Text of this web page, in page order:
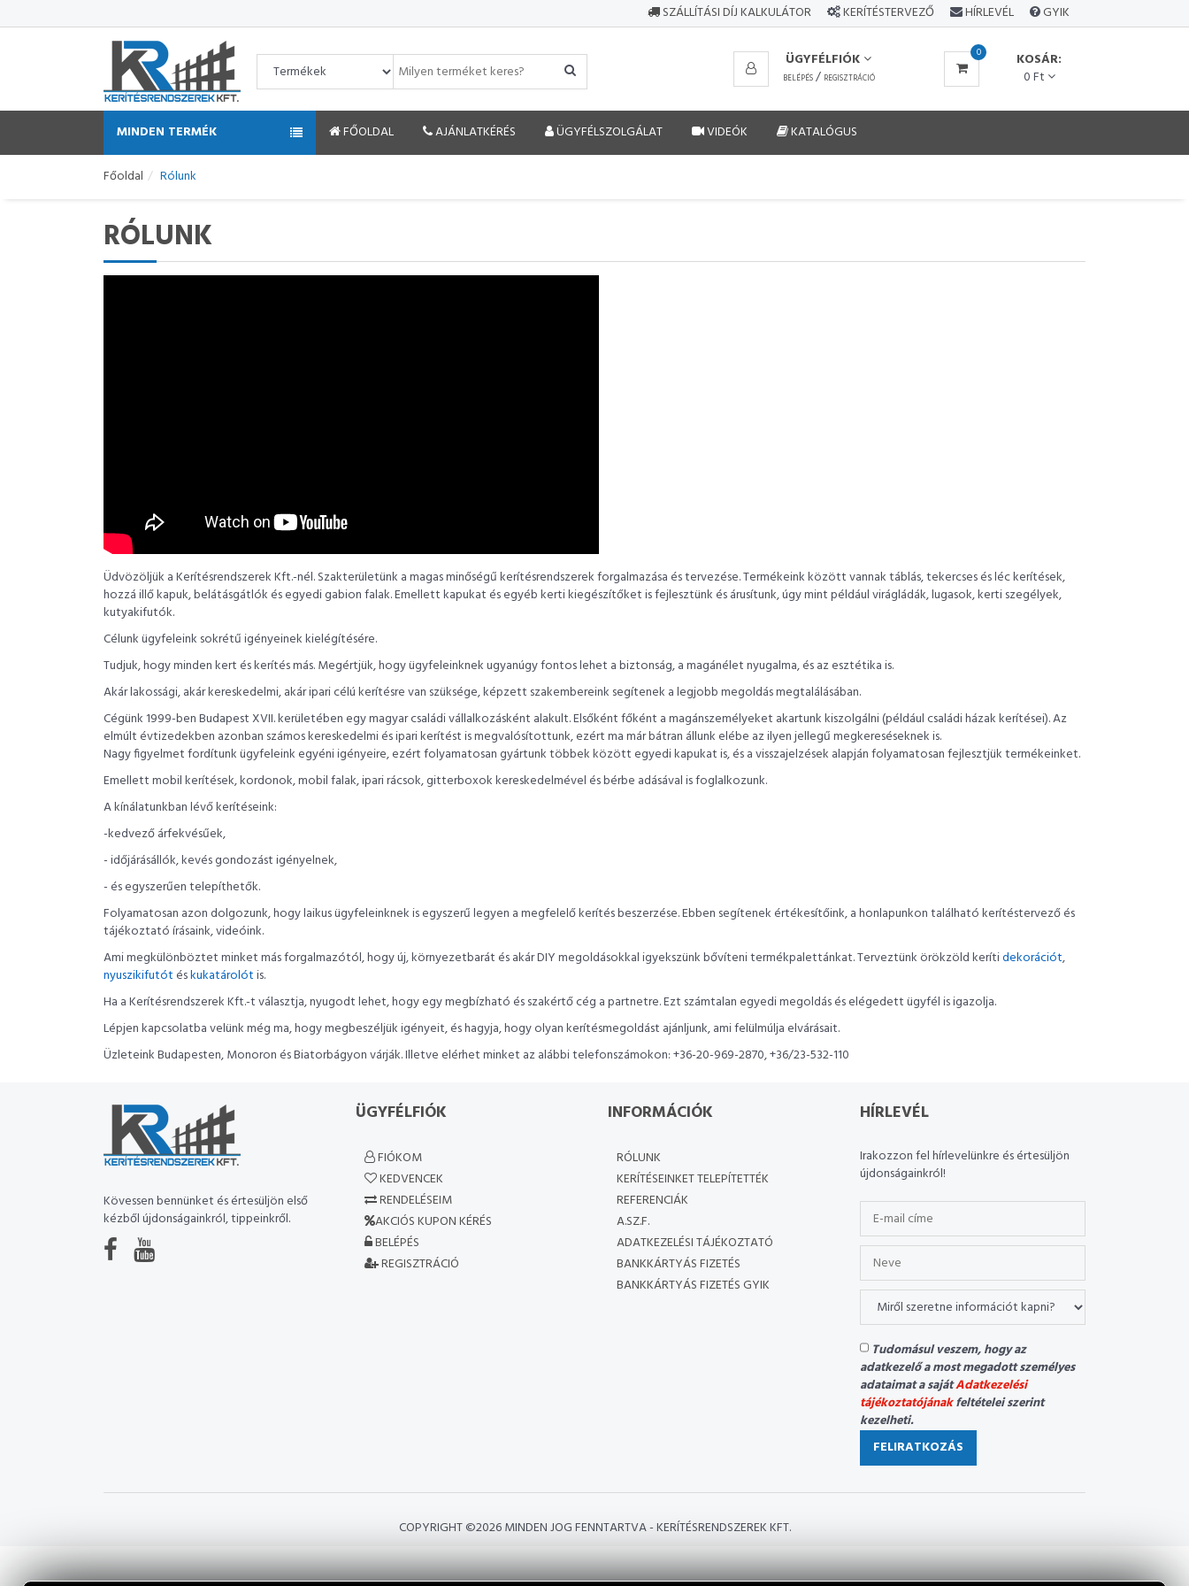
SZÁLLÍTÁSI DÍJ KALKULÁTOR KERÍTÉSTERVEZŐ HÍRLEVÉL GYIK
ÜGYFÉLFIÓK
BELÉPÉS/ REGISZTRÁCIÓ
0
KOSÁR:
0 Ft
MINDEN TERMÉK FŐOLDAL AJÁNLATKÉRÉS ÜGYFÉLSZOLGÁLAT VIDEÓK KATALÓGUS
Főoldal Rólunk
RÓLUNK
Üdvözöljük a Kerítésrendszerek Kft.-nél. Szakterületünk a magas minőségű kerítésrendszerek forgalmazása és tervezése. Termékeink között vannak táblás, tekercses és léc kerítések,
hozzá illő kapuk, belátásgátlók és egyedi gabion falak. Emellett kapukat és egyéb kerti kiegészítőket is fejlesztünk és árusítunk, úgy mint például virágládák, lugasok, kerti szegélyek,
kutyakifutók.
Célunk ügyfeleink sokrétű igényeinek kielégítésére.
Tudjuk, hogy minden kert és kerítés más. Megértjük, hogy ügyfeleinknek ugyanúgy fontos lehet a biztonság, a magánélet nyugalma, és az esztétika is.
Akár lakossági, akár kereskedelmi, akár ipari célú kerítésre van szüksége, képzett szakembereink segítenek a legjobb megoldás megtalálásában.
Cégünk 1999-ben Budapest XVII. kerületében egy magyar családi vállalkozásként alakult. Elsőként főként a magánszemélyeket akartunk kiszolgálni (például családi házak kerítései). Az
elmúlt évtizedekben azonban számos kereskedelmi és ipari kerítést is megvalósítottunk, ezért ma már bátran állunk elébe az ilyen jellegű megkereséseknek is.
Nagy figyelmet fordítunk ügyfeleink egyéni igényeire, ezért folyamatosan gyártunk többek között egyedi kapukat is, és a visszajelzések alapján folyamatosan fejlesztjük termékeinket.
Emellett mobil kerítések, kordonok, mobil falak, ipari rácsok, gitterboxok kereskedelmével és bérbe adásával is foglalkozunk.
A kínálatunkban lévő kerítéseink:
-kedvező árfekvésűek,
- időjárásállók, kevés gondozást igényelnek,
- és egyszerűen telepíthetők.
Folyamatosan azon dolgozunk, hogy laikus ügyfeleinknek is egyszerű legyen a megfelelő kerítés beszerzése. Ebben segítenek értékesítőink, a honlapunkon található kerítéstervező és
tájékoztató írásaink, videóink.
Ami megkülönböztet minket más forgalmazótól, hogy új, környezetbarát és akár DIY megoldásokkal igyekszünk bővíteni termékpalettánkat. Terveztünk örökzöld kerítidekorációt,
nyuszikifutót éskukatárolótis.
Ha a Kerítésrendszerek Kft.-t választja, nyugodt lehet, hogy egy megbízható és szakértő cég a partnetre. Ezt számtalan egyedi megoldás és elégedett ügyfél is igazolja.
Lépjen kapcsolatba velünk még ma, hogy megbeszéljük igényeit, és hagyja, hogy olyan kerítésmegoldást ajánljunk, ami felülmúlja elvárásait.
Üzleteink Budapesten, Monoron és Biatorbágyon várják. Illetve elérhet minket az alábbi telefonszámokon: +36-20-969-2870, +36/23-532-110
Kövessen bennünket és értesüljön első
kézből újdonságainkról, tippeinkről.
ÜGYFÉLFIÓK
FIÓKOM
KEDVENCEK
RENDELÉSEIM
AKCIÓS KUPON KÉRÉS
BELÉPÉS
REGISZTRÁCIÓ
INFORMÁCIÓK
RÓLUNK
KERÍTÉSEINKET TELEPÍTETTÉK
REFERENCIÁK
A.SZ.F.
ADATKEZELÉSI TÁJÉKOZTATÓ
BANKKÁRTYÁS FIZETÉS
BANKKÁRTYÁS FIZETÉS GYIK
HÍRLEVÉL
Irakozzon fel hírlevelünkre és értesüljön
újdonságainkról!
Tudomásul veszem, hogy az
adatkezelő a most megadott személyes
adataimat a sajátAdatkezelési
tájékoztatójánakfeltételei szerint
kezelheti.
FELIRATKOZÁS
COPYRIGHT ©2026 MINDEN JOG FENNTARTVA - KERÍTÉSRENDSZEREK KFT.